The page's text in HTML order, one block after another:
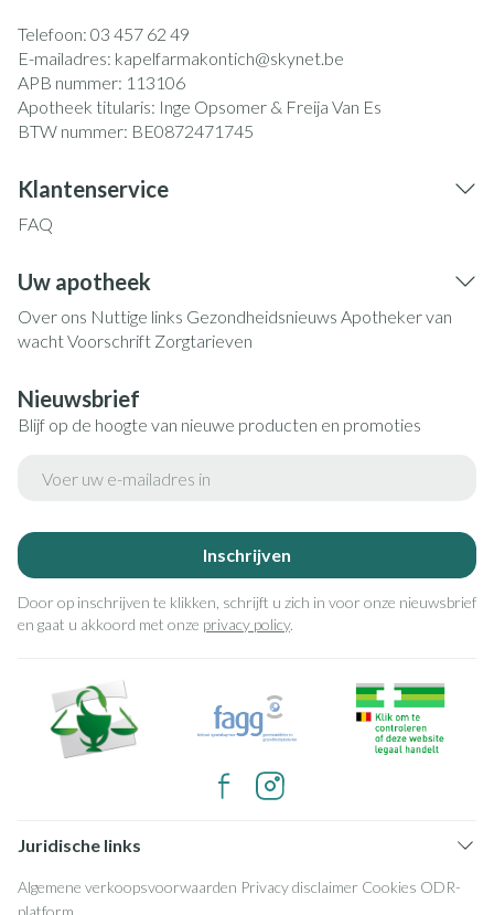
Telefoon: 03 457 62 49
E-mailadres: kapelfarmakontich@skynet.be
APB nummer: 113106
Apotheek titularis: Inge Opsomer & Freija Van Es
BTW nummer: BE0872471745
Klantenservice
FAQ
Uw apotheek
Over ons Nuttige links Gezondheidsnieuws Apotheker van
wachtVoorschrift Zorgtarieven
Nieuwsbrief
Blijf op de hoogte van nieuwe producten en promoties
Inschrijven
Door op inschrijven te klikken, schrijft u zich in voor onze nieuwsbrief
en gaat u akkoord met onze privacy policy.
Juridische links
Algemene verkoopsvoorwaarden Privacy disclaimer Cookies ODR-
platform